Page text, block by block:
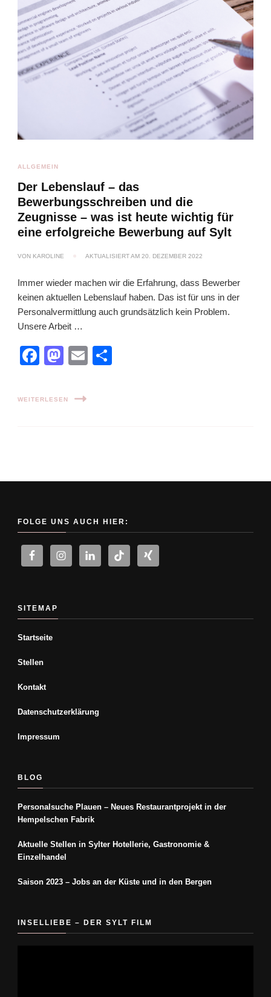
ALLGEMEIN
Der Lebenslauf – das
Bewerbungsschreiben und die
Zeugnisse – was ist heute wichtig für
eine erfolgreiche Bewerbung auf Sylt
VON KAROLINE AKTUALISIERT AM 20. DEZEMBER 2022
Immer wieder machen wir die Erfahrung, dass Bewerber
keinen aktuellen Lebenslauf haben. Das ist für uns in der
Personalvermittlung auch grundsätzlich kein Problem.
Unsere Arbeit …
Facebook
Mastodon
Email
WEITERLESEN
FOLGE UNS AUCH HIER:
SITEMAP
Startseite
Stellen
Kontakt
Datenschutzerklärung
Impressum
BLOG
Personalsuche Plauen – Neues Restaurantprojekt in der
Hempelschen Fabrik
Aktuelle Stellen in Sylter Hotellerie, Gastronomie &
Einzelhandel
Saison 2023 – Jobs an der Küste und in den Bergen
INSELLIEBE – DER SYLT FILM